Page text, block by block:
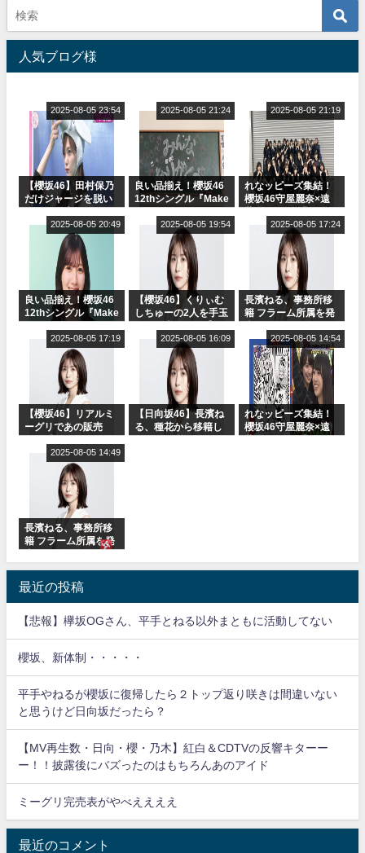
人気ブログ様
【櫻坂46】田村保乃
だけジャージを脱い
2025-08-05 23:54
良い品揃え！櫻坂46
12thシングル『Make
ャルグッズ絶賛販売
2025-08-05 21:24
れなッピーズ集結！
櫻坂46守屋麗奈×遠
ット！」水曜スタジ
オ出演決定
2025-08-05 21:19
良い品揃え！櫻坂46
12thシングル『Make
ャルグッズ絶賛販売
2025-08-05 20:49
【櫻坂46】くりぃむ
しちゅーの2人を手玉
りぃむナンタラ】
2025-08-05 19:54
長濱ねる、事務所移
籍 フラーム所属を発
2025-08-05 17:24
【櫻坂46】リアルミ
ーグリであの販売
Break』オフィシャ
ルグッズ解禁
2025-08-05 17:19
【日向坂46】長濱ね
る、種花から移籍し
2025-08-05 16:09
れなッピーズ集結！
櫻坂46守屋麗奈×遠
2025-08-05 14:54
長濱ねる、事務所移
籍 フラーム所属を発
2025-08-05 14:49
最近の投稿
【悲報】欅坂OGさん、平手とねる以外まともに活動してない
櫻坂、新体制・・・・・
平手やねるが櫻坂に復帰したら２トップ返り咲きは間違いない
と思うけど日向坂だったら？
【MV再生数・日向・櫻・乃木】紅白＆CDTVの反響キターー
ー！！披露後にバズったのはもちろんあのアイド
ミーグリ完売表がやべええええ
最近のコメント